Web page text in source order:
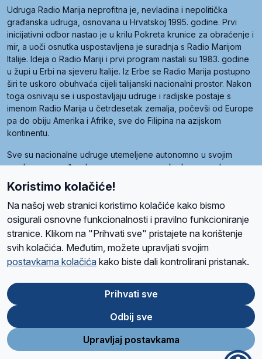
Udruga Radio Marija neprofitna je, nevladina i nepolitička
građanska udruga, osnovana u Hrvatskoj 1995. godine. Prvi
inicijativni odbor nastao je u krilu Pokreta krunice za obraćenje i
mir, a uoči osnutka uspostavljena je suradnja s Radio Marijom
Italije. Ideja o Radio Mariji i prvi program nastali su 1983. godine
u župi u Erbi na sjeveru Italije. Iz Erbe se Radio Marija postupno
širi te uskoro obuhvaća cijeli talijanski nacionalni prostor. Nakon
toga osnivaju se i uspostavljaju udruge i radijske postaje s
imenom Radio Marija u četrdesetak zemalja, počevši od Europe
pa do obiju Amerika i Afrike, sve do Filipina na azijskom
kontinentu.
Sve su nacionalne udruge utemeljene autonomno u svojim
zemljama, a međusobna su povezane preko krovne udruge
pod nazivom Svjetska obitelj Radio Marije (World Family of
Radio Maria). Svjetsku obitelj utemeljilo je sedam članica, među
kojima je i hrvatska Udruga Radio Marija.
O namaRadio ProgramVolonteriPrijateljiKontaktPravila privatnosti
Ova stranica je zaštićena Google reCAPTCHA sustavom
Store
Google
Play
Koristimo kolačiće!
Na našoj web stranici koristimo kolačiće kako bismo
osigurali osnovne funkcionalnosti i pravilno funkcioniranje
stranice. Klikom na "Prihvati sve" pristajete na korištenje
svih kolačića. Međutim, možete upravljati svojim
postavkama kolačića kako biste dali kontrolirani pristanak.
Prihvati sve
Odbij sve
Upravljaj postavkama